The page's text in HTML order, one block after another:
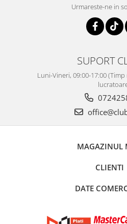
Urmareste-ne in
SUPORT
Luni-Vineri, 09:00-17:00
MAGAZINUL
CLIENTI
DATE